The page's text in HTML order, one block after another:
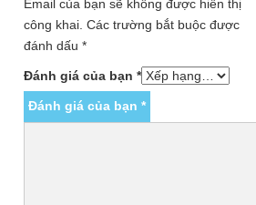
Email của bạn sẽ không được hiển thị
công khai. Các trường bắt buộc được
đánh dấu *
Đánh giá của bạn *
Đánh giá của bạn *